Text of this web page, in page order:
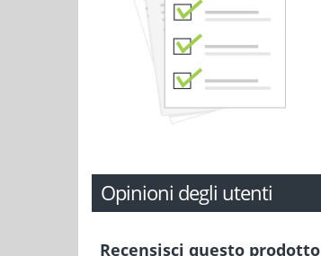
Opinioni degli utenti
Recensisci questo prodotto